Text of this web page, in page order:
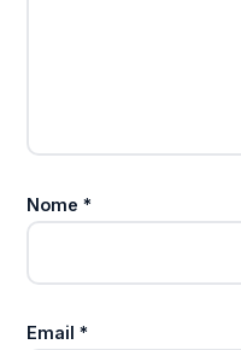
Nome*
Email*